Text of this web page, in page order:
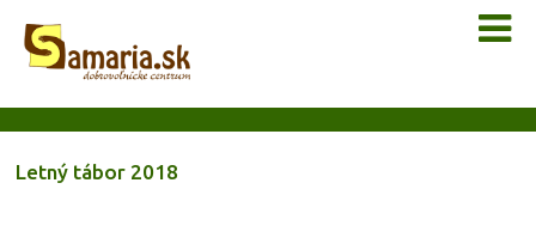
Letný tábor 2018